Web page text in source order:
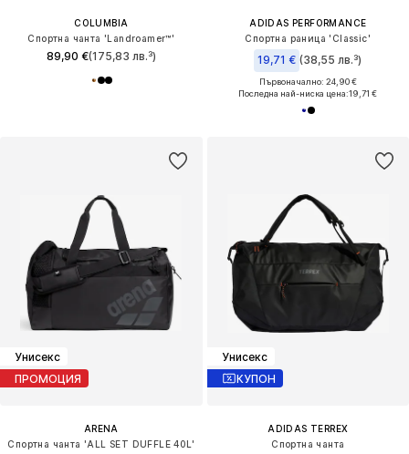
COLUMBIA
Спортна чанта 'Landroamer™'
89,90 €(175,83 лв.³)
ADIDAS PERFORMANCE
Спортна раница 'Classic'
19,71 € (38,55 лв.³)
Първоначално: 24,90 €
Последна най-ниска цена:19,71 €
Унисекс
ПРОМОЦИЯ
ARENA
Спортна чанта 'ALL SET DUFFLE 40L'
Унисекс
КУПОН
ADIDAS TERREX
Спортна чанта